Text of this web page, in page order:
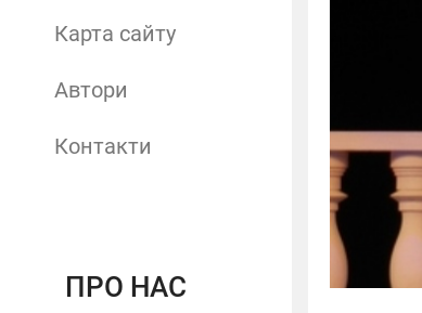
Карта сайту
Автори
Контакти
ПРО НАС